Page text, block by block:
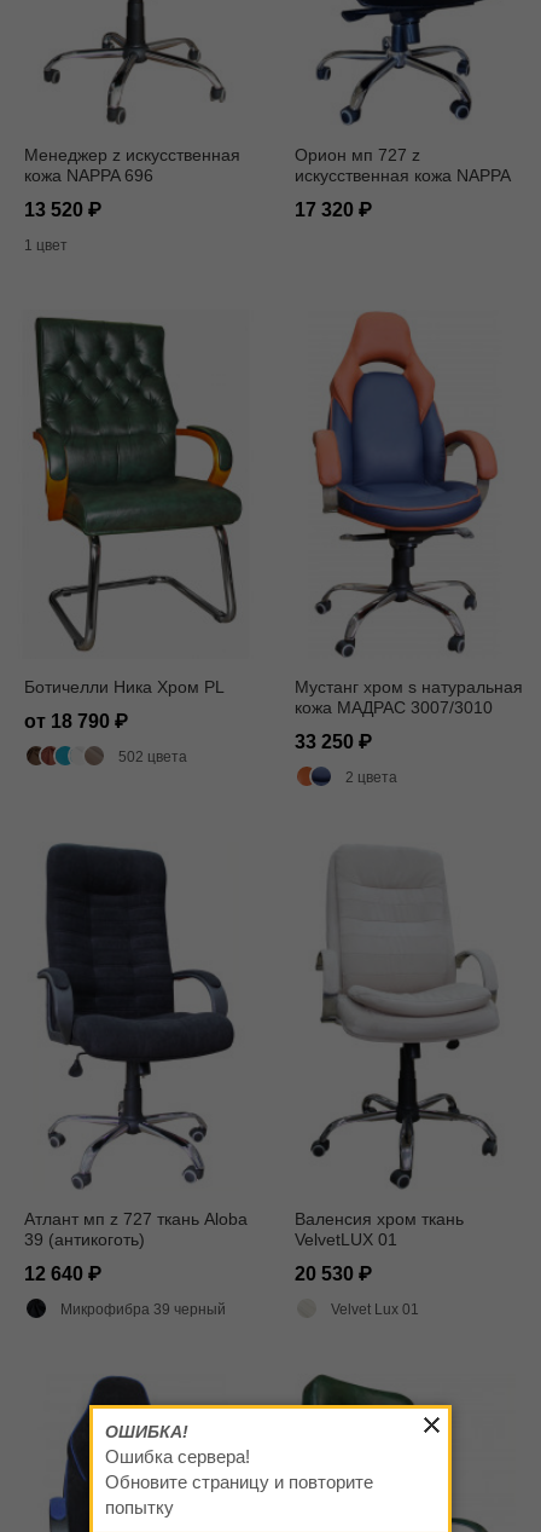
Менеджер z искусственная
кожа NAPPA 696
13 520
1 цвет
Орион мп 727 z
искусственная кожа NAPPA
17 320
Ботичелли Ника Хром PL
от 18 790
502 цвета
Мустанг хром s натуральная
кожа МАДРАС 3007/3010
33 250
2 цвета
Атлант мп z 727 ткань Aloba
39 (антикоготь)
12 640
Микрофибра 39 черный
Валенсия хром ткань
VelvetLUX 01
20 530
Velvet Lux 01
ОШИБКА!
Ошибка сервера!
Обновите страницу и повторите
попытку